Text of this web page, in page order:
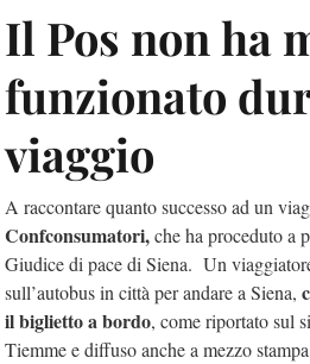
Il Pos non ha
funzionato
viaggio
A raccontare quanto successo ad un
Confconsumatori,che ha proceduto a
Giudice di pace di Siena. Un
sull’autobus in città per andare a Siena,
il biglietto a bordo, come riportato sul
Tiemme e diffuso anche a mezzo